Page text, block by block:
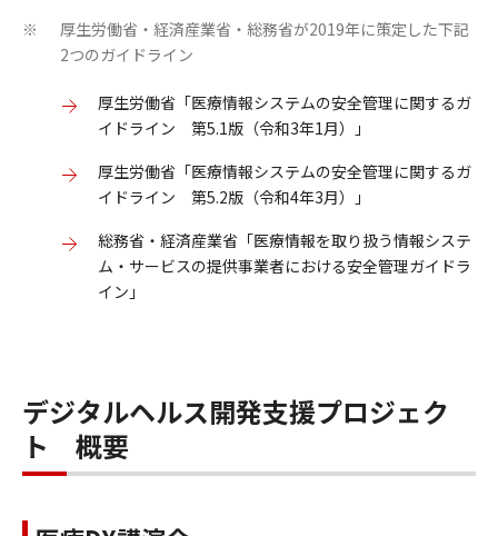
※
厚生労働省・経済産業省・総務省が2019年に策定した下記
2つのガイドライン
厚生労働省「医療情報システムの安全管理に関するガ
イドライン 第5.1版（令和3年1月）」
厚生労働省「医療情報システムの安全管理に関するガ
イドライン 第5.2版（令和4年3月）」
総務省・経済産業省「医療情報を取り扱う情報システ
ム・サービスの提供事業者における安全管理ガイドラ
イン」
デジタルヘルス開発支援プロジェク
ト 概要